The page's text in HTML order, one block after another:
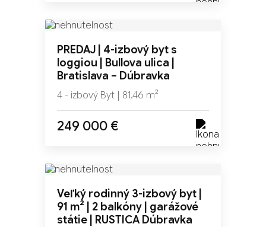
TOP
PREDAJ | 4-izbový byt s
loggiou | Bullova ulica |
Bratislava – Dúbravka
4 - izbový Byt | 81.46 m²
249 000 €
TOP
ZĽAVA
Veľký rodinný 3-izbový byt |
91 m² | 2 balkóny | garážové
státie | RUSTICA Dúbravka